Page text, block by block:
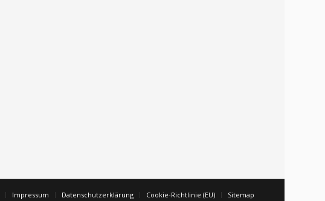
Impressum Datenschutzerklärung Cookie-Richtlinie (EU) Sitemap